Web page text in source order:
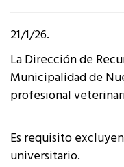
21/1/26.
La Dirección de
Municipalidad de
profesional
Es requisito
universitario.